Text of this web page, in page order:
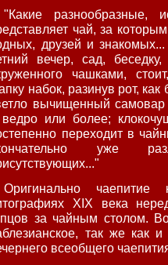
"Какие разнообразные,
чай, за
друзей и
вечер, сад,
чашками,
набок, разинув рот,
вычищенный самовар
или более;
переходит в
уже
Оригинально
XIX века
за чайным столом.
так же как
всеобщего